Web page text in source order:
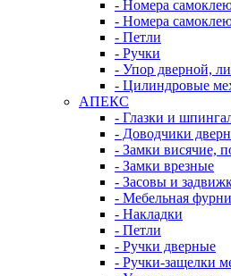
- Номера
- Номера
- Петли
- Ручки
- Упор дверной,
- Цилиндровые
АПЕКС
- Глазки и
- Доводчики
- Замки висячие,
- Замки врезные
- Засовы и
- Мебельная
- Накладки
- Петли
- Ручки дверные
- Ручки-защелки